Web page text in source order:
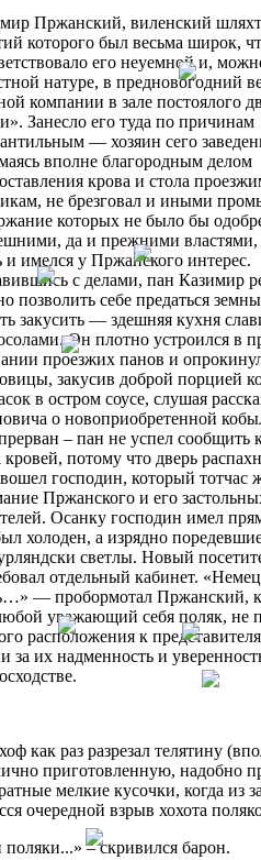
Пржанский, виленский
которого был весьма широк,
его неуемной и,
натуре, в предновогодний
компании в зале постоялого
Занесло его туда по причинам
— хозяин сего
вполне благородным делом
крова и стола
не брезговал и иными
которых не было бы
да и прежними
и имелся у Пржанского интерес.
с делами, пан Казимир
позволить себе предаться
закусить — здешняя кухня
Он плотно устроился в
проезжих панов и
закусив доброй порцией
в остром соусе, слушая
о новоприобретенной
– пан не успел сообщить
потому что дверь
господин, который тотчас
Пржанского и его
Осанку господин имел
холоден, а изрядно
светлы. Новый
отдельный кабинет.
— пробормотал Пржанский,
уважающий себя поляк, не
расположения к
за их надменность и
как раз разрезал телятину
приготовленную, надобно
мелкие кусочки, когда из
очередной взрыв хохота
поляки...» – скривился барон.